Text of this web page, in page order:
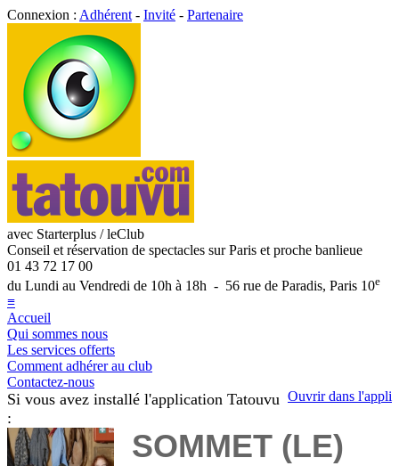
Connexion : Adhérent - Invité - Partenaire
avec Starterplus / leClub
Conseil et réservation de spectacles sur Paris et proche banlieue
01 43 72 17 00
du Lundi au Vendredi de 10h à 18h - 56 rue de Paradis, Paris 10e
≡
Accueil
Qui sommes nous
Les services offerts
Comment adhérer au club
Contactez-nous
Ouvrir dans l'appli
Si vous avez installé l'application Tatouvu
:
SOMMET (LE)